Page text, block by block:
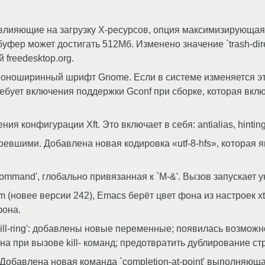
на загрузку Х-ресурсов, опция
может достигать 512Мб. Изменено значение `trash-
freedesktop.org.
шрифт Gnome. Если в системе изменяется
включения поддержки Gconf при сборке, которая
конфигурации Xft. Это включает в себя: antialias,
Добавлена новая кодировка «utf-8-hfs», которая
глобально привязанная к `M-&'. Вызов запускает
(новее версии 242), Emacs берёт цвет фона из настроек
ring': добавлены новые переменные; появилась
при вызове kill- команд; предотвратить дублирование
новая команда `completion-at-point'